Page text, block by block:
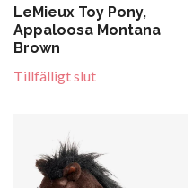
LeMieux Toy Pony,
Appaloosa Montana
Brown
Tillfälligt slut